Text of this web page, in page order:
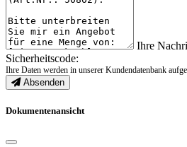
Ihre
Sicherheitscode:
Ihre Daten werden in unserer Kundendatenbank
Absenden
Dokumentenansicht